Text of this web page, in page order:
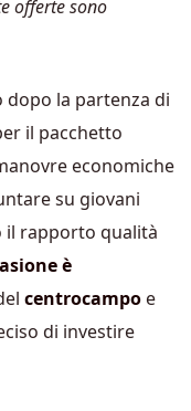
offerte sono
la partenza di
il pacchetto
economiche
su giovani
il rapporto qualità
è
centrocampo e
di investire